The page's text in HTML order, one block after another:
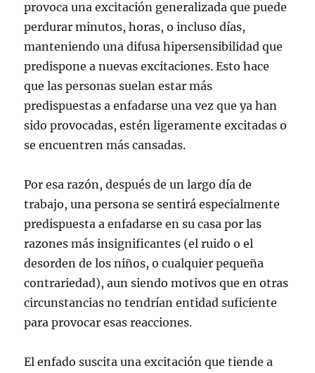
provoca una excitación generalizada que puede
perdurar minutos, horas, o incluso días,
manteniendo una difusa hipersensibilidad que
predispone a nuevas excitaciones. Esto hace
que las personas suelan estar más
predispuestas a enfadarse una vez que ya han
sido provocadas, estén ligeramente excitadas o
se encuentren más cansadas.
Por esa razón, después de un largo día de
trabajo, una persona se sentirá especialmente
predispuesta a enfadarse en su casa por las
razones más insignificantes (el ruido o el
desorden de los niños, o cualquier pequeña
contrariedad), aun siendo motivos que en otras
circunstancias no tendrían entidad suficiente
para provocar esas reacciones.
El enfado suscita una excitación que tiende a